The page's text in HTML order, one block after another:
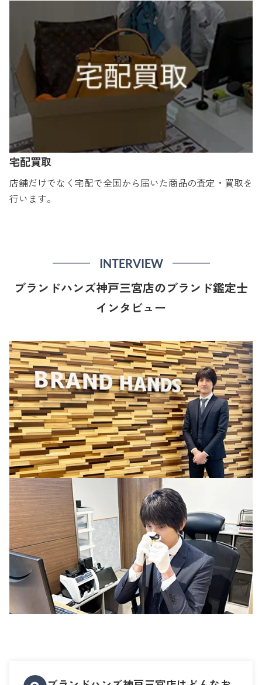
宅配買取
店舗だけでなく宅配で全国から届いた商品の査定・買取を
行います。
INTERVIEW
ブランドハンズ神戸三宮店のブランド鑑定士
インタビュー